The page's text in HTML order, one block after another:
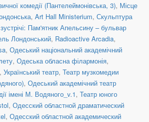
комедії (Пантелеймонівська, 3), Місце
, Art Hall Ministerium, Скульптура
Пам'ятник Апельсину – бульвар
Лондонський, Radioactive Arcadia,
, Одеський національний академічний
, Одеська обласна філармонія,
, Український театр, Театр музкомедии
, Одеський академічний театр
імені М. Водяного_v.1, Театр юного
, Одесский областной драматический
, Одесский областной академический